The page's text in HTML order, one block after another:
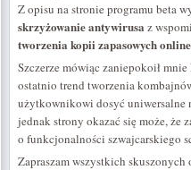
Z opisu na stronie programu beta
skrzyżowanie antywirusa z
tworzenia kopii zapasowych
Szczerze mówiąc zaniepokoił
ostatnio trend tworzenia
użytkownikowi dosyć uniwersalne
jednak strony okazać się może,
o funkcjonalności szwajcarskiego
Zapraszam wszystkich